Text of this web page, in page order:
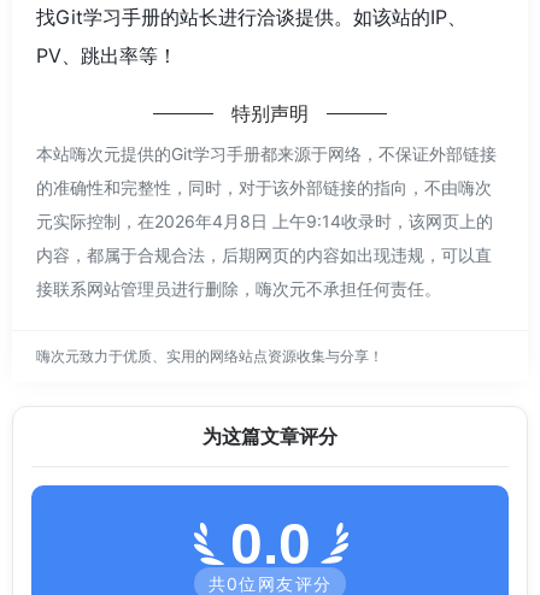
找Git学习手册的站长进行洽谈提供。如该站的IP、
PV、跳出率等！
特别声明
本站嗨次元提供的Git学习手册都来源于网络，不保证外部链接
的准确性和完整性，同时，对于该外部链接的指向，不由嗨次
元实际控制，在2026年4月8日 上午9:14收录时，该网页上的
内容，都属于合规合法，后期网页的内容如出现违规，可以直
接联系网站管理员进行删除，嗨次元不承担任何责任。
嗨次元致力于优质、实用的网络站点资源收集与分享！
为这篇文章评分
0.0
共0位网友评分